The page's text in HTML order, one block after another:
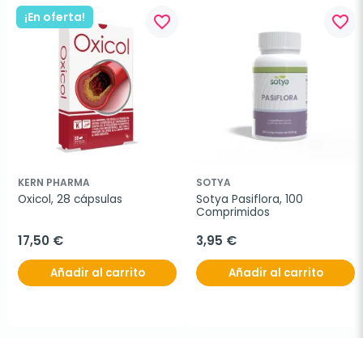
¡En oferta! favorite_border
KERN PHARMA
Oxicol, 28 cápsulas
17,50 €
Añadir al carrito
favorite_border
SOTYA
Sotya Pasiflora, 100
Comprimidos
3,95 €
Añadir al carrito